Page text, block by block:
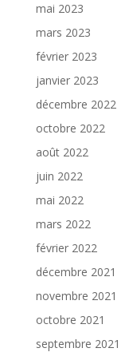
mai 2023
mars 2023
février 2023
janvier 2023
décembre 2022
octobre 2022
août 2022
juin 2022
mai 2022
mars 2022
février 2022
décembre 2021
novembre 2021
octobre 2021
septembre 2021